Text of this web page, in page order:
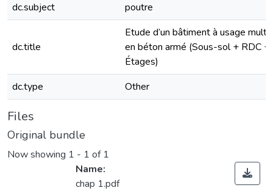
dc.subject
poutre
dc.title
Etude d’un bâtiment à usage
en béton armé (Sous-sol + RDC +
Étages)
dc.type
Other
Files
Original bundle
Now showing 1 - 1 of 1
Name:
chap 1.pdf